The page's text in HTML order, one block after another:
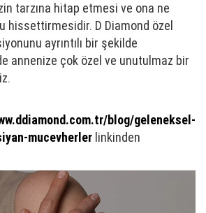
tarzına hitap etmesi ve ona ne
hissettirmesidir. D Diamond özel
ayrıntılı bir şekilde
annenize çok özel ve unutulmaz bir
blog/geleneksel-
mucevherler linkinden